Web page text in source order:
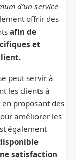
d’un service
offrir des
afin de
et
peut servir à
les clients à
en proposant des
améliorer les
également
satisfaction